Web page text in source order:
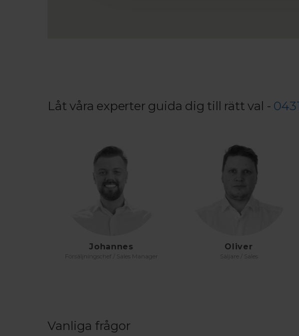
Låt våra experter guida dig till rätt val -
Johannes
Försäljningschef / Sales Manager
Oliver
Säljare / Sales
Vanliga frågor